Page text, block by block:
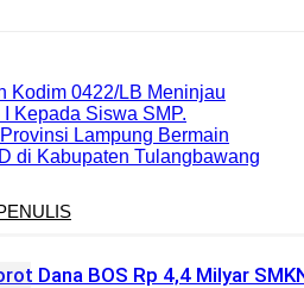
Kodim 0422/LB Meninjau
Kepada Siswa SMP.
Lampung Bermain
di Kabupaten Tulangbawang
Dana BOS Rp 4,4 Milyar